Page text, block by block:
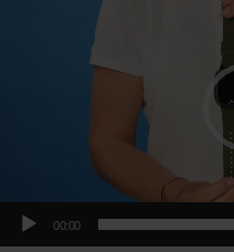
00:00